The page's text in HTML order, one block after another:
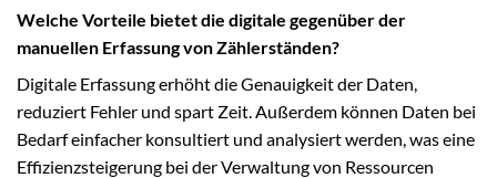
Welche Vorteile bietet die digitale gegenüber der
manuellen Erfassung von Zählerständen?
Digitale Erfassung erhöht die Genauigkeit der Daten,
reduziert Fehler und spart Zeit. Außerdem können Daten bei
Bedarf einfacher konsultiert und analysiert werden, was eine
Effizienzsteigerung bei der Verwaltung von Ressourcen